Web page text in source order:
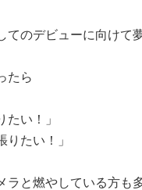
てのデビューに向けて
たら
たい！」
りたい！」
ラと燃やしている方も